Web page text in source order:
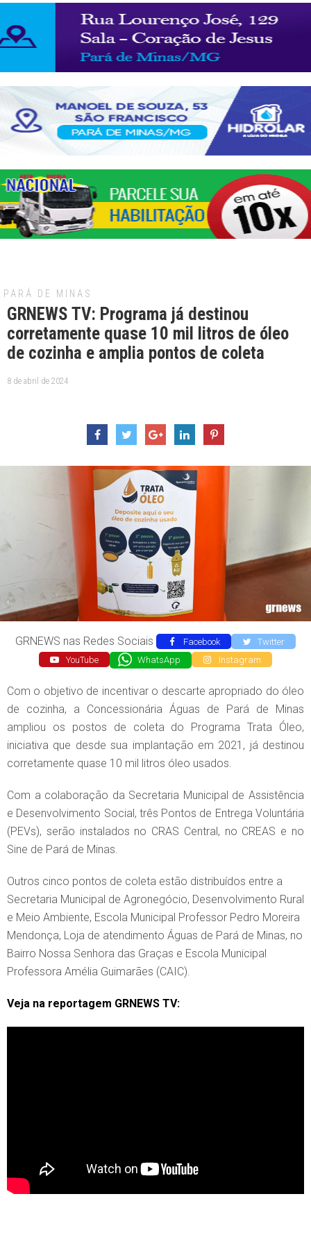
PARÁ DE MINAS
GRNEWS TV: Programa já destinou
corretamente quase 10 mil litros de óleo
de cozinha e amplia pontos de coleta
8 de abril de 2024
GRNEWS nas Redes Sociais Facebook
Twitter
YouTube
WhatsApp Instagram
Com o objetivo de incentivar o descarte apropriado do óleo
de cozinha, a Concessionária Águas de Pará de Minas
ampliou os postos de coleta do Programa Trata Óleo,
iniciativa que desde sua implantação em 2021, já destinou
corretamente quase 10 mil litros óleo usados.
Com a colaboração da Secretaria Municipal de Assistência
e Desenvolvimento Social, três Pontos de Entrega Voluntária
(PEVs), serão instalados no CRAS Central, no CREAS e no
Sine de Pará de Minas.
Outros cinco pontos de coleta estão distribuídos entre a
Secretaria Municipal de Agronegócio, Desenvolvimento Rural
e Meio Ambiente, Escola Municipal Professor Pedro Moreira
Mendonça, Loja de atendimento Águas de Pará de Minas, no
Bairro Nossa Senhora das Graças e Escola Municipal
Professora Amélia Guimarães (CAIC).
Veja na reportagem GRNEWS TV: